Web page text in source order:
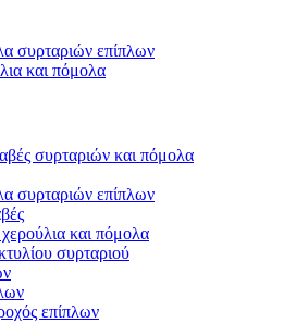
συρταριών επίπλων
και πόμολα
συρταριών και πόμολα
συρταριών επίπλων
και πόμολα
συρταριού
επίπλων